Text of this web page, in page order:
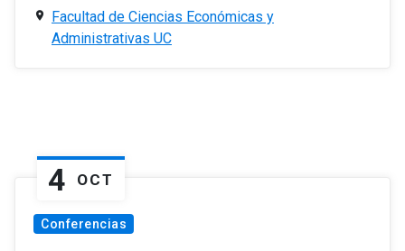
Facultad de Ciencias Económicas y
Administrativas UC
4 OCT
Conferencias